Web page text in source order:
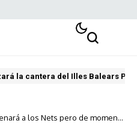
la cantera del Illes Balears
a los Nets pero de momento